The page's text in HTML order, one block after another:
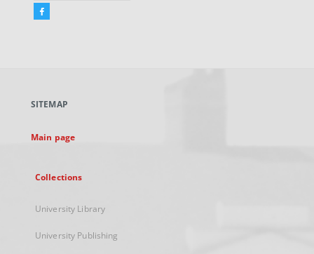
Facebook
new
SITEMAP
Main page
Collections
University Library
University Publishing